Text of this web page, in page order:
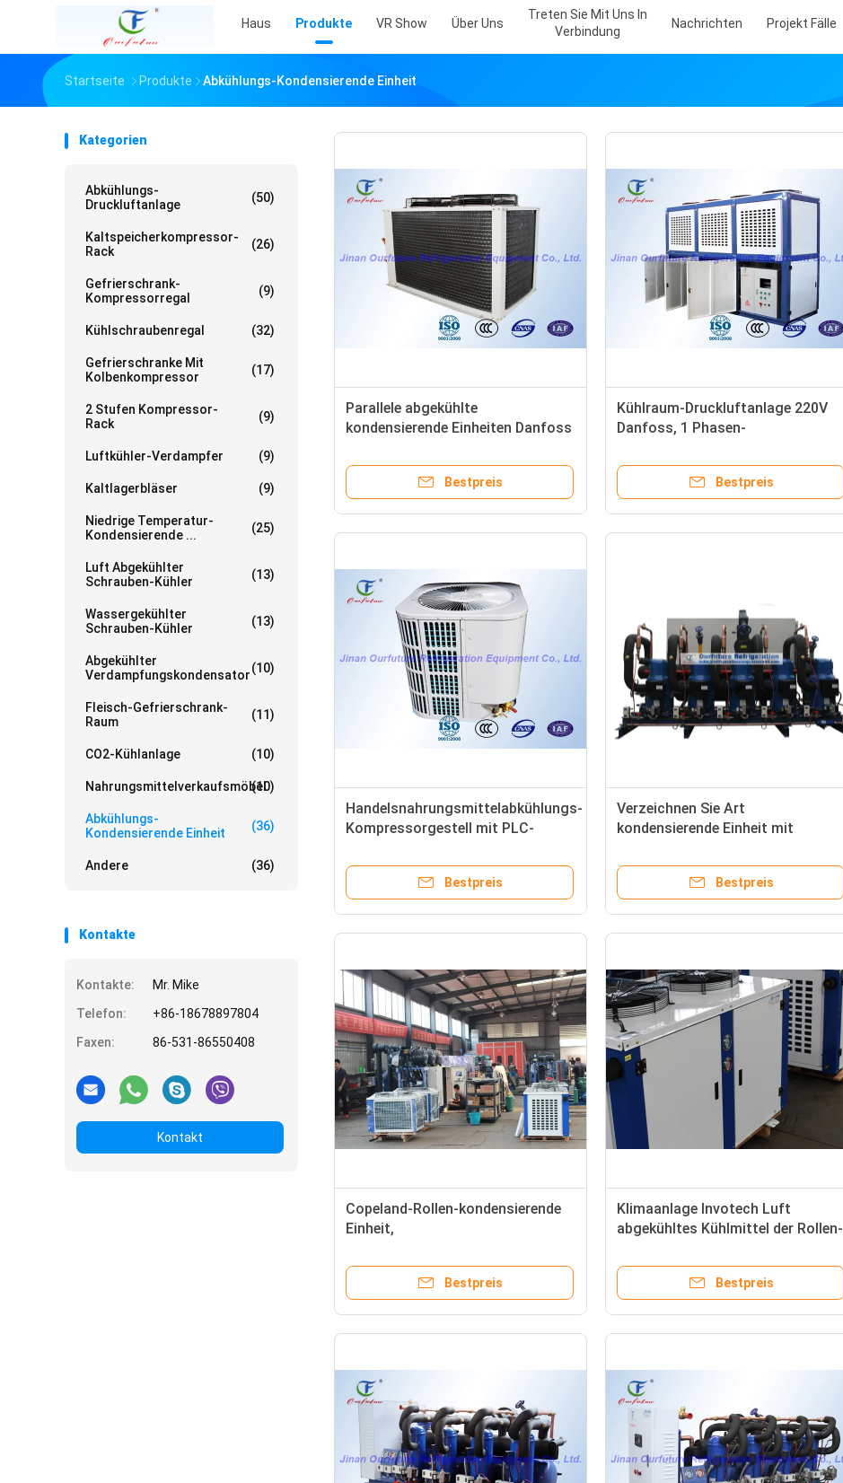
Haus Produkte VR Show Über Uns
Treten Sie Mit Uns In
Verbindung
Nachrichten Projekt Fälle
Startseite Produkte Abkühlungs-Kondensierende Einheit
Kategorien
Abkühlungs-
Druckluftanlage
(50)
Kaltspeicherkompressor-
Rack
(26)
Gefrierschrank-
Kompressorregal
(9)
Kühlschraubenregal (32)
Gefrierschranke Mit
Kolbenkompressor
(17)
2 Stufen Kompressor-
Rack
(9)
Luftkühler-Verdampfer (9)
Kaltlagerbläser (9)
Niedrige Temperatur-
Kondensierende ...
(25)
Luft Abgekühlter
Schrauben-Kühler
(13)
Wassergekühlter
Schrauben-Kühler
(13)
Abgekühlter
Verdampfungskondensator(10)
Fleisch-Gefrierschrank-
Raum
(11)
CO2-Kühlanlage (10)
Nahrungsmittelverkaufsmöbel
(10)
Abkühlungs-
Kondensierende Einheit
(36)
Andere (36)
Kontakte
Kontakte:
Mr. Mike
Telefon:
+86-18678897804
Faxen:
86-531-86550408
Kontakt
Parallele abgekühlte
kondensierende Einheiten Danfoss
Kühlraum-R22
Bestpreis
Kühlraum-Druckluftanlage 220V
Danfoss, 1 Phasen-
Einheit
Bestpreis
Handelsnahrungsmittelabkühlungs-
Kompressorgestell mit PLC-
Bestpreis
Verzeichnen Sie Art
kondensierende Einheit mit
PLC-Steuerung für Kühlhaus in
Bestpreis
Copeland-Rollen-kondensierende
Einheit,
Ähnlichkeits-Kompressor
Bestpreis
Klimaanlage Invotech Luft
abgekühltes Kühlmittel der Rollen-
Bestpreis